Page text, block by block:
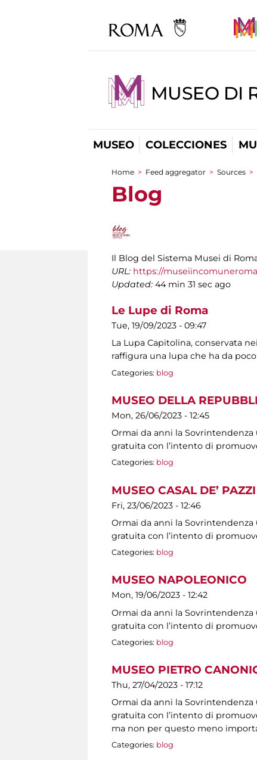
MUSEO DI
MUSEO COLECCIONES
You are here
Home > Feed aggregator > Sources >
Blog
Il Blog del Sistema Musei di
URL: https://
Updated: 44 min 31 sec ago
Le Lupe di Roma
Tue, 19/09/2023 - 09:47
La Lupa Capitolina, conservata
raffigura una lupa che ha da
Categories: blog
MUSEO DELLA
Mon, 26/06/2023 - 12:45
Ormai da anni la
gratuita con l’intento di
Categories: blog
MUSEO CASAL DE’ PAZZI
Fri, 23/06/2023 - 12:46
Ormai da anni la
gratuita con l’intento di
Categories: blog
MUSEO NAPOLEONICO
Mon, 19/06/2023 - 12:42
Ormai da anni la
gratuita con l’intento di
Categories: blog
MUSEO PIETRO
Thu, 27/04/2023 - 17:12
Ormai da anni la
gratuita con l’intento di
ma non per questo meno
Categories: blog